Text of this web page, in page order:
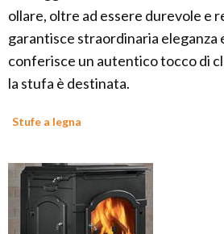
ollare, oltre ad essere durevole e
garantisce straordinaria eleganza
conferisce un autentico tocco di
la stufa è destinata.
Stufe a legna